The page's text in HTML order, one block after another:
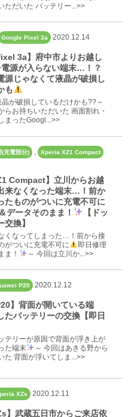
ただいた バッテリー...>>
Google Pixel 3a 2020.12.14
3a】府中市よりお越し
源が入らない端末…！？
源じゃなくて液晶が破損し
も
晶が破損しているだけかも??～
らお持ちいただいた 画面割れ・
まったGoogl...>>
(充電部分) Xperia XZ1 Compact
Compact】立川からお越
来なくなった端末…！前か
たものがついに充電不可に
データそのまま！
【ドッ
換】
くなってしまった…！前から接
がついに充電不可に
即日修理
ま！
～ 今回は立川か...>>
P20 2020.12.12
】背面が開いている端
バッテリーの交換【即日
テリーが原因で背面が浮き上が
た端末
～ 今回はあきる野から
た 背面が浮いてしま...>>
XZs 2020.12.11
】武蔵五日市からご来店依